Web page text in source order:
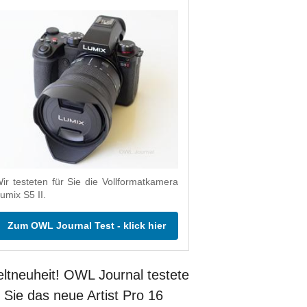
testeten für Sie die Vollformatkamera
S5 II.
Zum OWL Journal Test - klick hier
OWL Journal testete
Sie das neue Artist Pro 16